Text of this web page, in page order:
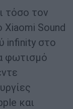
τόσο τον
Xiaomi Sound
infinity στο
φωτισμό
και